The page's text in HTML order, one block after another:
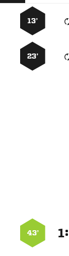
13’
23’
:
43’